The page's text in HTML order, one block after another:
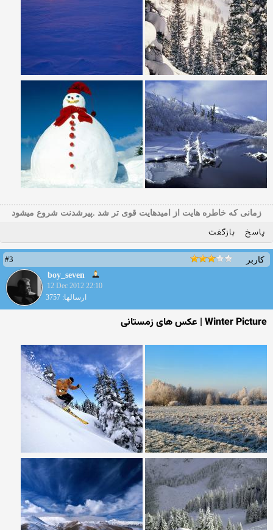
زمانی که خاطره هایت از امیدهایت قوی تر شد .پیرشدنت شروع میشود
پاسخ بازگفت
کاربر
#3
boy_seven
12 Dec 2012 22:10
ارسالها: 3757
Winter Picture | عکس های زمستانی